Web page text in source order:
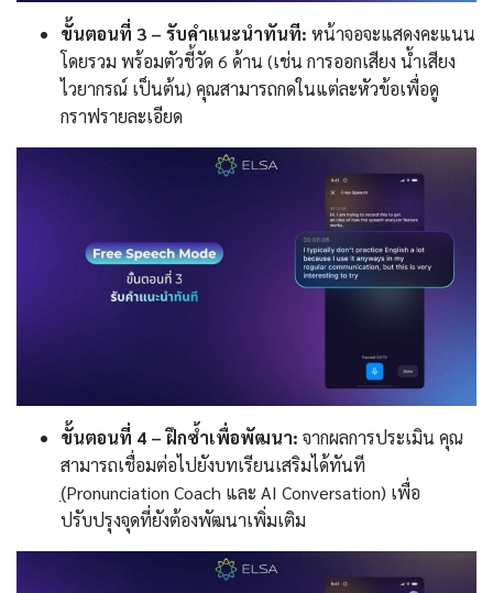
ขั้นตอนที่ 3 – รับคำแนะนำทันที: หน้าจอจะแสดงคะแนน
โดยรวม พร้อมตัวชี้วัด 6 ด้าน (เช่น การออกเสียง น้ำเสียง
ไวยากรณ์ เป็นต้น) คุณสามารถกดในแต่ละหัวข้อเพื่อดู
กราฟรายละเอียด
ขั้นตอนที่ 4 – ฝึกซ้ำเพื่อพัฒนา: จากผลการประเมิน คุณ
สามารถเชื่อมต่อไปยังบทเรียนเสริมได้ทันที
(̣Pronunciation Coach และ AI Conversation) เพื่อ
ปรับปรุงจุดที่ยังต้องพัฒนาเพิ่มเติม